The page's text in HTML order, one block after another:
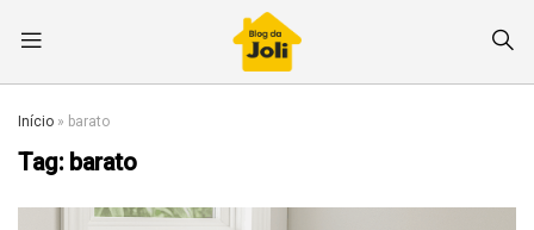
Início » barato
Tag: barato